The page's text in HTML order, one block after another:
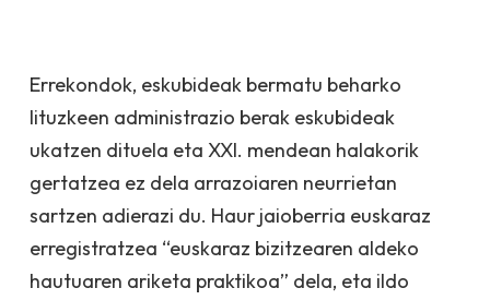
Errekondok, eskubideak bermatu beharko
lituzkeen administrazio berak eskubideak
ukatzen dituela eta XXI. mendean halakorik
gertatzea ez dela arrazoiaren neurrietan
sartzen adierazi du. Haur jaioberria euskaraz
erregistratzea “euskaraz bizitzearen aldeko
hautuaren ariketa praktikoa” dela, eta ildo